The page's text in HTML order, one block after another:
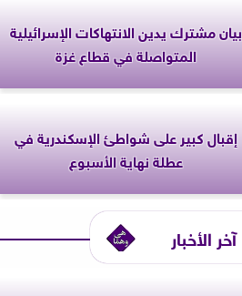
بيان مشترك يدين الانتهاكات الإسرائيلية
المتواصلة في قطاع غزة
إقبال كبير على شواطئ الإسكندرية في
عطلة نهاية الأسبوع
آخر الأخبار